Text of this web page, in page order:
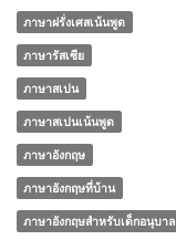
ภาษาฝรั่งเศสเน้นพูด
ภาษารัสเซีย
ภาษาสเปน
ภาษาสเปนเน้นพูด
ภาษาอังกฤษ
ภาษาอังกฤษที่บ้าน
ภาษาอังกฤษสำหรับเด็กอนุบาล